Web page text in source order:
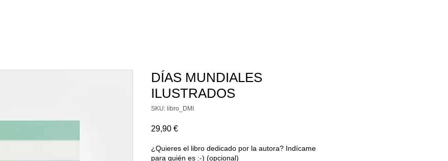
DÍAS MUNDIALES
ILUSTRADOS
SKU: libro_DMI
29,90 €Precio
¿Quieres el libro dedicado por la autora? Indícame
para quién es :-) (opcional)